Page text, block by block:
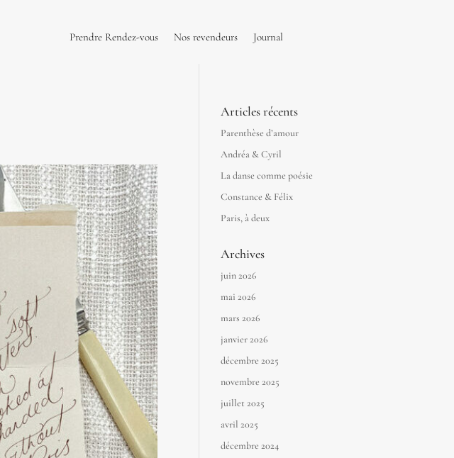
Prendre Rendez-vous Nos revendeurs Journal
Articles récents
Parenthèse d’amour
Andréa & Cyril
La danse comme poésie
Constance & Félix
Paris, à deux
Archives
juin 2026
mai 2026
mars 2026
janvier 2026
décembre 2025
novembre 2025
juillet 2025
avril 2025
décembre 2024